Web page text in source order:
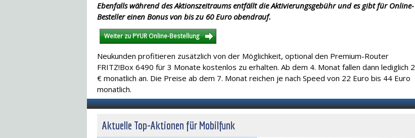
Ebenfalls während des Aktionszeitraums entfällt die Aktivierungsgebühr und es gibt für Online-
Besteller einen Bonus von bis zu 60 Euro obendrauf.
Weiter zu PYUR Online-Bestellung
Neukunden profitieren zusätzlich von der Möglichkeit, optional den Premium-Router
FRITZ!Box 6490 für 3 Monate kostenlos zu erhalten. Ab dem 4. Monat fallen dann lediglich 2
€ monatlich an. Die Preise ab dem 7. Monat reichen je nach Speed von 22 Euro bis 44 Euro
monatlich.
Aktuelle Top-Aktionen für Mobilfunk